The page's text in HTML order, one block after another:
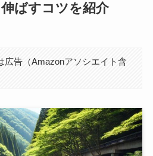
ばすコツを紹介
広告（Amazonアソシエイト含